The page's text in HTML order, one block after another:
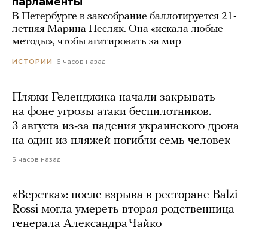
В Петербурге в заксобрание баллотируется 21-
летняя Марина Песляк. Она «искала любые
методы», чтобы агитировать за мир
ИСТОРИИ 6 часов назад
Пляжи Геленджика начали закрывать
на фоне угрозы атаки беспилотников.
3 августа из-за падения украинского дрона
на один из пляжей погибли семь человек
5 часов назад
«Верстка»: после взрыва в ресторане Balzi
Rossi могла умереть вторая родственница
генерала Александра Чайко